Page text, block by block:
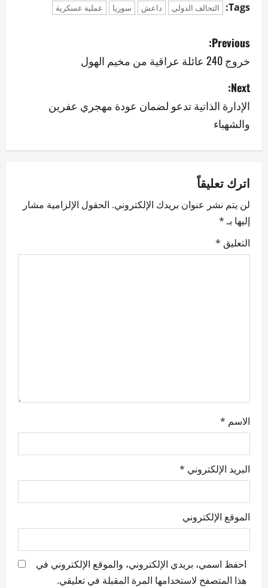
Tags: التحالف الدولي داعش سوريا عملية عسكرية
P
o
s
t
n
v
i
g
a
Previous:
خروج 240 عائلة عراقية من مخيم الهول
Next:
الإدارة الذاتية تدعو لضمان عودة مهجري عفرين
والشهباء
اترك تعليقاً
لن يتم نشر عنوان بريدك الإلكتروني. الحقول الإلزامية مشار
إليها بـ*
التعليق *
الاسم *
البريد الإلكتروني *
الموقع الإلكتروني
احفظ اسمي، بريدي الإلكتروني، والموقع الإلكتروني في
هذا المتصفح لاستخدامها المرة المقبلة في تعليقي.